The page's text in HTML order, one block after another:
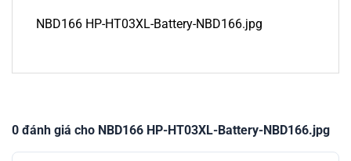
NBD166 HP-HT03XL-Battery-NBD166.jpg
0 đánh giá cho NBD166 HP-HT03XL-Battery-NBD166.jpg